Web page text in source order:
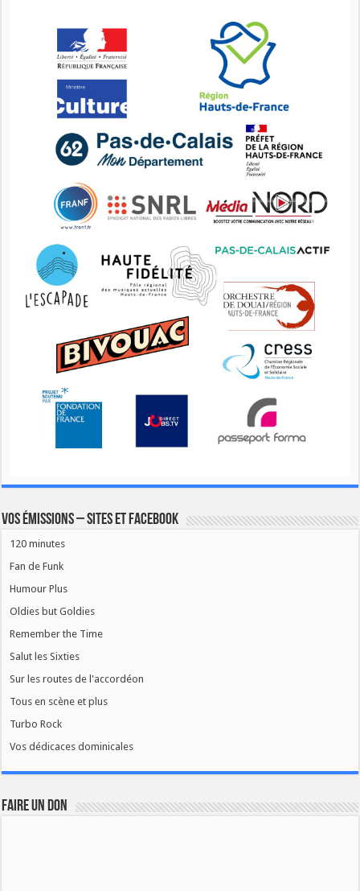
Vos émissions – Sites et Facebook
120 minutes
Fan de Funk
Humour Plus
Oldies but Goldies
Remember the Time
Salut les Sixties
Sur les routes de l'accordéon
Tous en scène et plus
Turbo Rock
Vos dédicaces dominicales
FAIRE UN DON